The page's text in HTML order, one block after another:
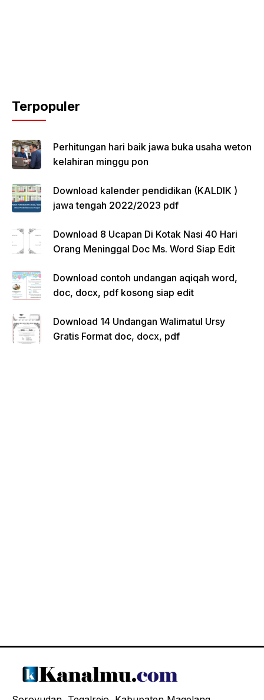
Terpopuler
Perhitungan hari baik jawa buka usaha weton
kelahiran minggu pon
Download kalender pendidikan (KALDIK )
jawa tengah 2022/2023 pdf
Download 8 Ucapan Di Kotak Nasi 40 Hari
Orang Meninggal Doc Ms. Word Siap Edit
Download contoh undangan aqiqah word,
doc, docx, pdf kosong siap edit
Download 14 Undangan Walimatul Ursy
Gratis Format doc, docx, pdf